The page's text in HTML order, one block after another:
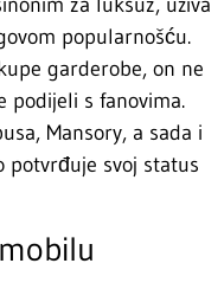
popularnošću.
garderobe, on ne
podijeli s fanovima.
Mansory, a sada i
potvrđuje svoj status